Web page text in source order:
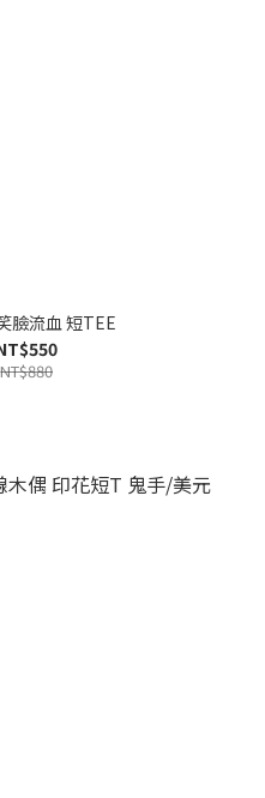
臉流血 短TEE
NT$880